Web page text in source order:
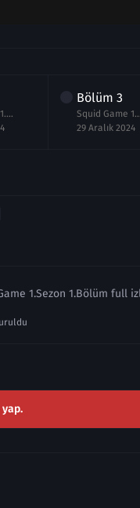
Squid Game 1.Sezon 2.Bölüm izle
Bölüm3
Squid
29 Aralık 2024
1.Sezon 1.Bölüm full